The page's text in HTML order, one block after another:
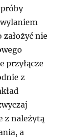
nie
przyłącze
z
z należytą
a